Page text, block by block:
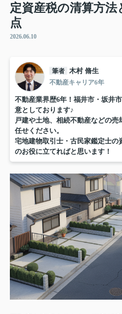
定資産税の清算方
点
2026.06.10
筆者 木村 脩生
不動産キャリア6年
不動産業界歴6年！福井市・坂井
意としております♪
戸建や土地、相続不動産などの
任せください。
宅地建物取引士・古民家鑑定士の
のお役に立てればと思います！